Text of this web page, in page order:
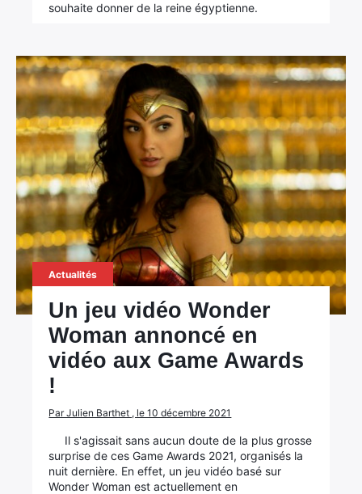
souhaite donner de la reine égyptienne.
Actualités
Un jeu vidéo Wonder
Woman annoncé en
vidéo aux Game Awards
!
Par Julien Barthet , le 10 décembre 2021
Il s'agissait sans aucun doute de la plus grosse
surprise de ces Game Awards 2021, organisés la
nuit dernière. En effet, un jeu vidéo basé sur
Wonder Woman est actuellement en